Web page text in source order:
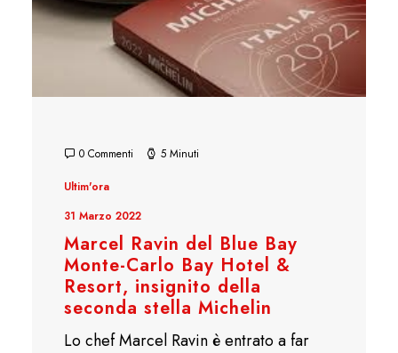
0 Commenti 5 Minuti
Ultim'ora
31 Marzo 2022
Marcel Ravin del Blue Bay
Monte-Carlo Bay Hotel &
Resort, insignito della
seconda stella Michelin
Lo chef Marcel Ravin è entrato a far